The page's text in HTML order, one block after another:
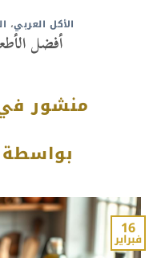
الأكل العربي،
أفضل
منشور
بواسطة
16
فبراير